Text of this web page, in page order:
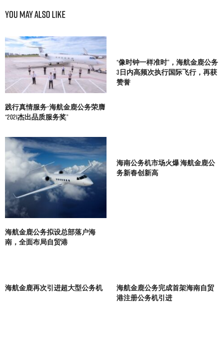
You May Also Like
践行真情服务–海航金鹿公务荣膺
“2021杰出品质服务奖”
“像时钟一样准时”，海航金鹿公务
3日内高频次执行国际飞行，再获
赞誉
海航金鹿公务拟设总部落户海
南，全面布局自贸港
海南公务机市场火爆 海航金鹿公
务新春创新高
海航金鹿再次引进超大型公务机
海航金鹿公务完成首架海南自贸
港注册公务机引进